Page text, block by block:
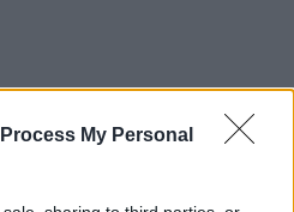
My Personal